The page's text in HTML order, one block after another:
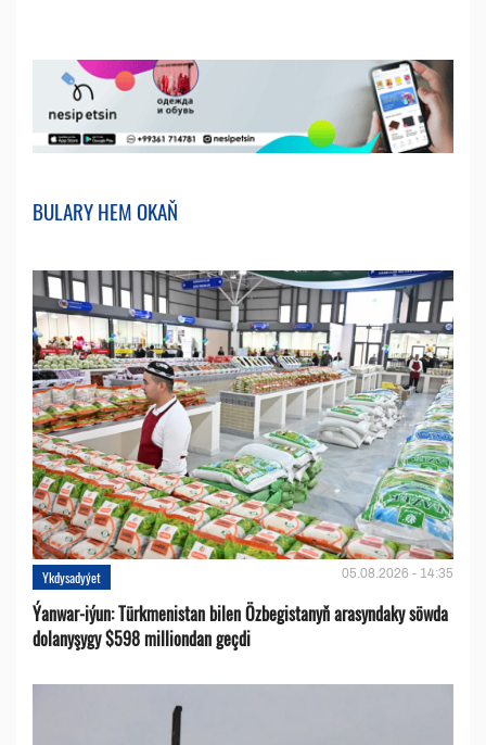
BULARY HEM OKAŇ
Ykdysadyýet 05.08.2026 - 14:35
Ýanwar-iýun: Türkmenistan bilen Özbegistanyň arasyndaky söwda
dolanyşygy $598 milliondan geçdi